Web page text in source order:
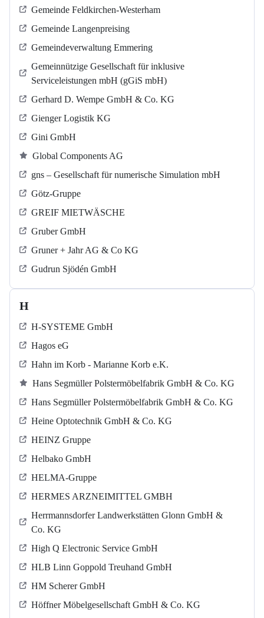
Gemeinde Feldkirchen-Westerham
Gemeinde Langenpreising
Gemeindeverwaltung Emmering
Gemeinnützige Gesellschaft für inklusive
Serviceleistungen mbH (gGiS mbH)
Gerhard D. Wempe GmbH & Co. KG
Gienger Logistik KG
Gini GmbH
Global Components AG
gns – Gesellschaft für numerische Simulation mbH
Götz-Gruppe
GREIF MIETWÄSCHE
Gruber GmbH
Gruner + Jahr AG & Co KG
Gudrun Sjödén GmbH
H
H-SYSTEME GmbH
Hagos eG
Hahn im Korb - Marianne Korb e.K.
Hans Segmüller Polstermöbelfabrik GmbH & Co. KG
Hans Segmüller Polstermöbelfabrik GmbH & Co. KG
Heine Optotechnik GmbH & Co. KG
HEINZ Gruppe
Helbako GmbH
HELMA-Gruppe
HERMES ARZNEIMITTEL GMBH
Herrmannsdorfer Landwerkstätten Glonn GmbH &
Co. KG
High Q Electronic Service GmbH
HLB Linn Goppold Treuhand GmbH
HM Scherer GmbH
Höffner Möbelgesellschaft GmbH & Co. KG